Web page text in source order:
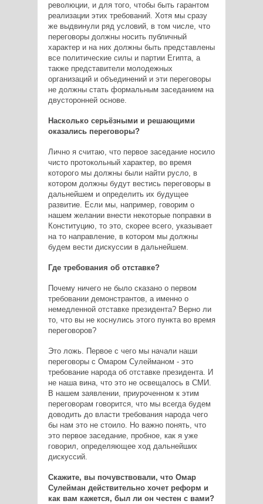
революции, и для того, чтобы быть гарантом
реализации этих требований. Хотя мы сразу
же выдвинули ряд условий, в том числе, что
переговоры должны носить публичный
характер и на них должны быть представлены
все политические силы и партии Египта, а
также представители молодежных
организаций и объединений и эти переговоры
не должны стать формальным заседанием на
двусторонней основе.
Насколько серьёзными и решающими
оказались переговоры?
Лично я считаю, что первое заседание носило
чисто протокольный характер, во время
которого мы должны были найти русло, в
котором должны будут вестись переговоры в
дальнейшем и определить их будущее
развитие. Если мы, например, говорим о
нашем желании внести некоторые поправки в
Конституцию, то это, скорее всего, указывает
на то направление, в котором мы должны
будем вести дискуссии в дальнейшем.
Где требования об отставке?
Почему ничего не было сказано о первом
требовании демонстрантов, а именно о
немедленной отставке президента? Верно ли
то, что вы не коснулись этого пункта во время
переговоров?
Это ложь. Первое с чего мы начали наши
переговоры с Омаром Сулейманом - это
требование народа об отставке президента. И
не наша вина, что это не освещалось в СМИ.
В нашем заявлении, приуроченном к этим
переговорам говорится, что мы всегда будем
доводить до власти требования народа чего
бы нам это не стоило. Но важно понять, что
это первое заседание, пробное, как я уже
говорил, определяющее ход дальнейших
дискуссий.
Скажите, вы почувствовали, что Омар
Сулейман действительно хочет реформ и
как вам кажется, был ли он честен с вами?